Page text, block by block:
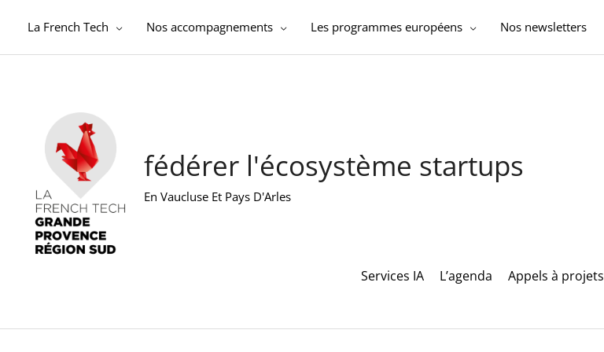
La French Tech Nos accompagnements Les programmes européens Nos newsletters
fédérer l'écosystème startups
En Vaucluse Et Pays D'Arles
Services IA L’agenda Appels à projets